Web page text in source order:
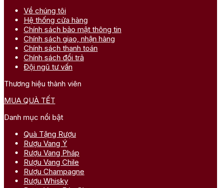
Về chúng tôi
Hệ thống cửa hàng
Chính sách bảo mật thông tin
Chính sách giao, nhận hàng
Chính sách thanh toán
Chính sách đổi trả
Đội ngũ tư vấn
Thương hiệu thành viên
MUA QUÀ TẾT
Danh mục nổi bật
Quà Tặng Rượu
Rượu Vang Ý
Rượu Vang Pháp
Rượu Vang Chile
Rượu Champagne
Rượu Whisky